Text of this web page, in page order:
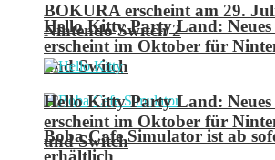
Hello Kitty Party Land: Neues
erscheint im Oktober für
und Switch
Boba Cafe Simulator ist ab
erhältlich
BOKURA erscheint am 29.
Nintendo Switch 2
Hello Kitty Party Land: Neues
erscheint im Oktober für
und Switch